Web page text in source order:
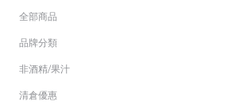
全部商品
品牌分類
非酒精/果汁
清倉優惠